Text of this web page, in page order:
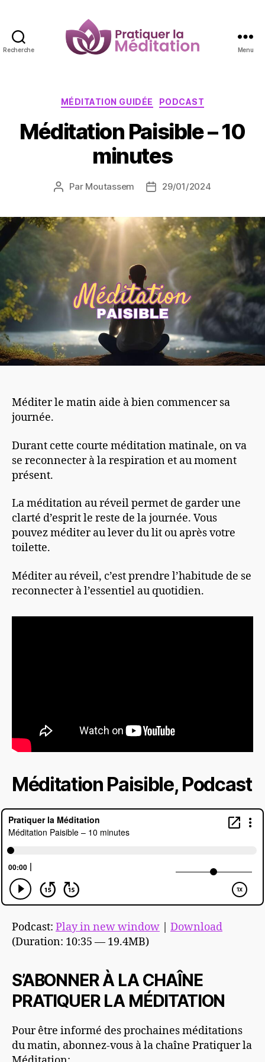
Recherche Menu
Catégories
MÉDITATION GUIDÉE PODCAST
Méditation Paisible – 10
minutes
Auteur
Par Moutassem
Date29/01/2024
Méditer le matin aide à bien commencer sa
journée.
Durant cette courte méditation matinale, on va
se reconnecter à la respiration et au moment
présent.
La méditation au réveil permet de garder une
clarté d’esprit le reste de la journée. Vous
pouvez méditer au lever du lit ou après votre
toilette.
Méditer au réveil, c’est prendre l’habitude de se
reconnecter à l’essentiel au quotidien.
Méditation Paisible, Podcast
Podcast: Play in new window
Download
(Duration: 10:35 — 19.4MB)
S’ABONNER À LA CHAÎNE
PRATIQUER LA MÉDITATION
Pour être informé des prochaines méditations
du matin, abonnez-vous à la chaîne Pratiquer la